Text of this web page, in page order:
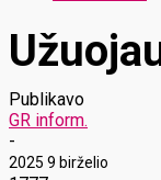
Publikavo
GR inform.
-
2025 9 birželio